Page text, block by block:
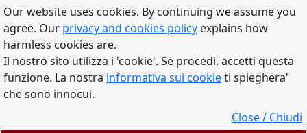
Our website uses cookies. By continuing we assume you
agree. Our privacy and cookies policy explains how
harmless cookies are.
Il nostro sito utilizza i 'cookie'. Se procedi, accetti questa
funzione. La nostra informativa sui cookieti spieghera'
che sono innocui.
Close / Chiudi